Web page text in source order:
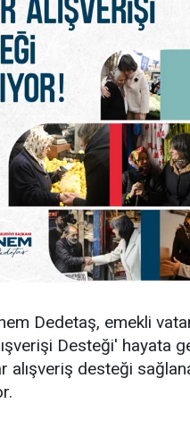
Dedetaş, emekli
Desteği' hayata
alışveriş desteği